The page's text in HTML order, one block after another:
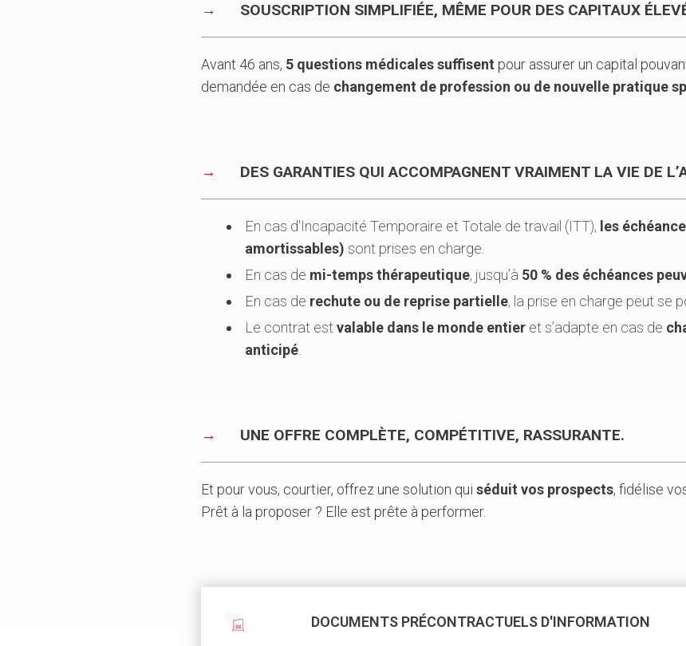
SOUSCRIPTION SIMPLIFIÉE, MÊME POUR DES CAPITAUX
Avant 46 ans, 5 questions médicales suffisent pour assurer un capital
demandée en cas de changement de profession ou de nouvelle pratique
DES GARANTIES QUI ACCOMPAGNENT VRAIMENT LA VIE DE
En cas d'Incapacité Temporaire et Totale de travail (ITT), les
amortissables) sont prises en charge.
En cas de mi-temps thérapeutique, jusqu’à 50 % des échéances
En cas de rechute ou de reprise partielle, la prise en charge peut se
Le contrat est valable dans le monde entier et s’adapte en cas de
anticipé
UNE OFFRE COMPLÈTE, COMPÉTITIVE, RASSURANTE.
Et pour vous, courtier, offrez une solution qui séduit vos prospects, fidélise
Prêt à la proposer ? Elle est prête à performer.
DOCUMENTS PRÉCONTRACTUELS D'INFORMATION